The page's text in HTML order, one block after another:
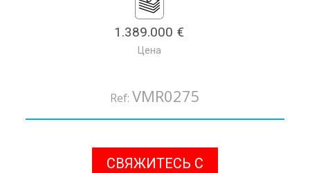
1.389.000 €
Цена
Ref: VMR0275
СВЯЖИТЕСЬ С